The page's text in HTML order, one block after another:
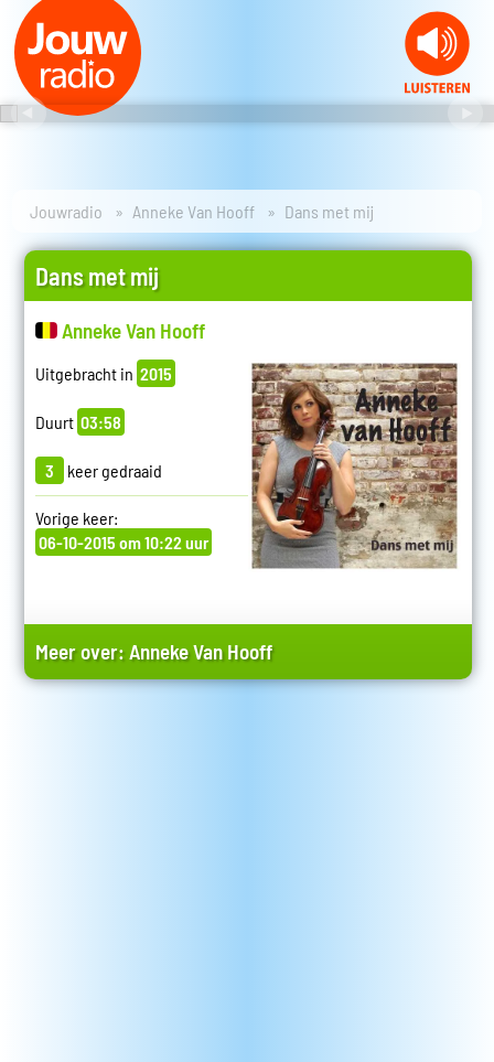
Jouwradio Anneke Van Hooff Dans met mij
Dans met mij
Anneke Van Hooff
Uitgebracht in 2015
Duurt 03:58
3 keer gedraaid
Vorige keer:
06-10-2015 om 10:22 uur
Meer over:Anneke Van Hooff